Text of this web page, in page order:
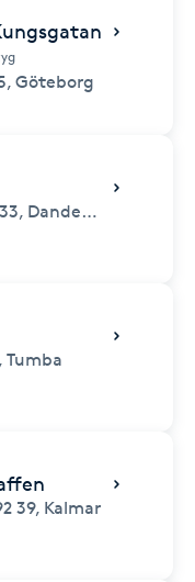
Göteborg
Danderyd
Tumba
39, Kalmar